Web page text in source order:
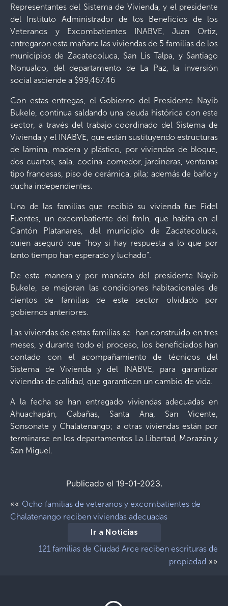
Representantes del Sistema de Vivienda, y el presidente
del Instituto Administrador de los Beneficios de los
Veteranos y Excombatientes INABVE, Juan Ortiz,
entregaron esta mañana las viviendas de 5 familias de los
municipios de Zacatecoluca, San Lis Talpa, y Santiago
Nonualco, del departamento de La Paz, la inversión
social asciende a $99,467.46
Con estas entregas, el Gobierno del Presidente Nayib
Bukele, continua saldando una deuda histórica con este
sector, a través del trabajo coordinado del Sistema de
Vivienda y el INABVE, que están sustituyendo estructuras
de lámina, madera y plástico, por viviendas de bloque,
dos cuartos, sala, cocina-comedor, jardineras, ventanas
tipo francesas, piso de cerámica, pila; además de baño y
ducha independientes.
Una de las familias que recibió su vivienda fue Fidel
Fuentes, un excombatiente del fmln, que habita en el
Cantón Platanares, del municipio de Zacatecoluca,
quien aseguró que “hoy si hay respuesta a lo que por
tanto tiempo han esperado y luchado”.
De esta manera y por mandato del presidente Nayib
Bukele, se mejoran las condiciones habitacionales de
cientos de familias de este sector olvidado por
gobiernos anteriores.
Las viviendas de estas familias se han construido en tres
meses, y durante todo el proceso, los beneficiados han
contado con el acompañamiento de técnicos del
Sistema de Vivienda y del INABVE, para garantizar
viviendas de calidad, que garanticen un cambio de vida.
A la fecha se han entregado viviendas adecuadas en
Ahuachapán, Cabañas, Santa Ana, San Vicente,
Sonsonate y Chalatenango; a otras viviendas están por
terminarse en los departamentos La Libertad, Morazán y
San Miguel.
Publicado el 19-01-2023.
«« Ocho familias de veteranos y excombatientes de
Chalatenango reciben viviendas adecuadas
Ir a Noticias
121 familias de Ciudad Arce reciben escrituras de
propiedad »»